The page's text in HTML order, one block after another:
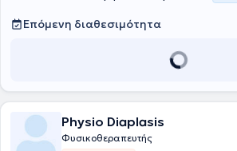
αποκτώντας την ανάλογη εργασιακή
έως και σήμερα είναι Καθηγητής
Επαγγελματικής Κατάρτισης (
Επόμενη διαθεσιμότητα
Physio Diaplasis
Φυσικοθεραπευτής